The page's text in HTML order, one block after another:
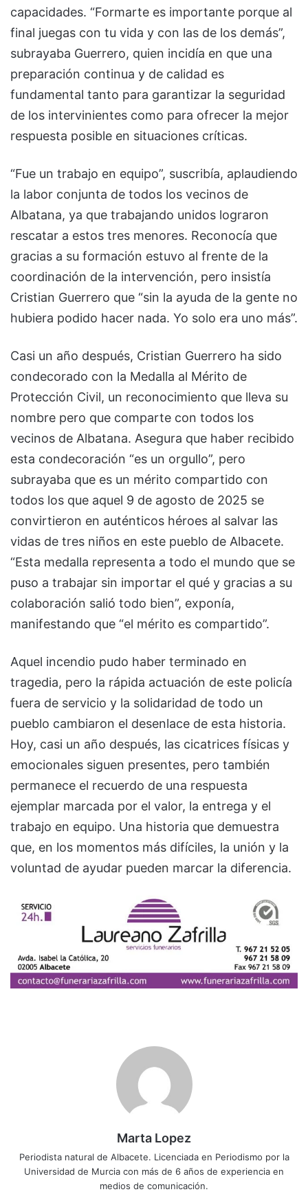
capacidades. “Formarte es importante porque al
final juegas con tu vida y con las de los demás”,
subrayaba Guerrero, quien incidía en que una
preparación continua y de calidad es
fundamental tanto para garantizar la seguridad
de los intervinientes como para ofrecer la mejor
respuesta posible en situaciones críticas.
“Fue un trabajo en equipo”, suscribía, aplaudiendo
la labor conjunta de todos los vecinos de
Albatana, ya que trabajando unidos lograron
rescatar a estos tres menores. Reconocía que
gracias a su formación estuvo al frente de la
coordinación de la intervención, pero insistía
Cristian Guerrero que “sin la ayuda de la gente no
hubiera podido hacer nada. Yo solo era uno más”.
Casi un año después, Cristian Guerrero ha sido
condecorado con la Medalla al Mérito de
Protección Civil, un reconocimiento que lleva su
nombre pero que comparte con todos los
vecinos de Albatana. Asegura que haber recibido
esta condecoración “es un orgullo”, pero
subrayaba que es un mérito compartido con
todos los que aquel 9 de agosto de 2025 se
convirtieron en auténticos héroes al salvar las
vidas de tres niños en este pueblo de Albacete.
“Esta medalla representa a todo el mundo que se
puso a trabajar sin importar el qué y gracias a su
colaboración salió todo bien”, exponía,
manifestando que “el mérito es compartido”.
Aquel incendio pudo haber terminado en
tragedia, pero la rápida actuación de este policía
fuera de servicio y la solidaridad de todo un
pueblo cambiaron el desenlace de esta historia.
Hoy, casi un año después, las cicatrices físicas y
emocionales siguen presentes, pero también
permanece el recuerdo de una respuesta
ejemplar marcada por el valor, la entrega y el
trabajo en equipo. Una historia que demuestra
que, en los momentos más difíciles, la unión y la
voluntad de ayudar pueden marcar la diferencia.
Marta Lopez
Periodista natural de Albacete. Licenciada en Periodismo por la
Universidad de Murcia con más de 6 años de experiencia en
medios de comunicación.